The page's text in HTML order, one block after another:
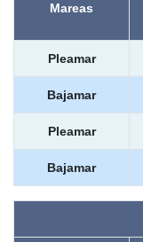
Mareas
Pleamar
Bajamar
Pleamar
Bajamar